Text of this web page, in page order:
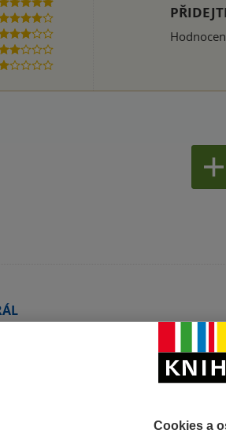
5 hvězdiček
4 hvězdičky
3 hvězdičky
2 hvězdičky
1 hvezdička
na FF UK a Tvorbu textu a
Jaroslava Ježka, kde nyní
Cookies a